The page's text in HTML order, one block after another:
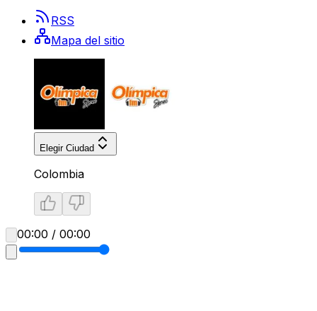
RSS
Mapa del sitio
Elegir Ciudad
Colombia
00:00 / 00:00